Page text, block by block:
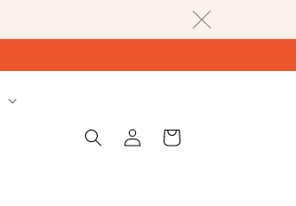
EinloggenWarenkorb